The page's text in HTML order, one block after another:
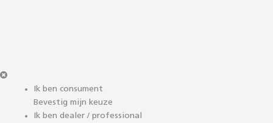
Ik ben consument
Bevestig mijn keuze
Ik ben dealer / professional